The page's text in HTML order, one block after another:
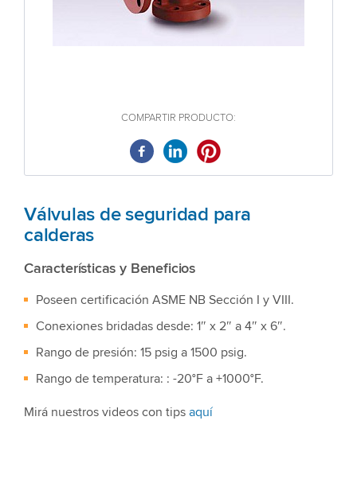
COMPARTIR PRODUCTO:
Válvulas de seguridad para
calderas
Características y Beneficios
Poseen certificación ASME NB Sección I y VIII.
Conexiones bridadas desde: 1″ x 2″ a 4″ x 6″.
Rango de presión: 15 psig a 1500 psig.
Rango de temperatura: : -20°F a +1000°F.
Mirá nuestros videos con tips aquí